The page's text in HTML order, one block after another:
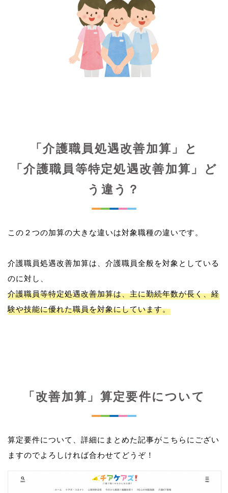
「介護職員処遇改善加算」と
「介護職員等特定処遇改善加算」ど
う違う？
この２つの加算の大きな違いは対象職種の違いです。
介護職員処遇改善加算は、介護職員全般を対象としている
介護職員等特定処遇改善加算は、主に勤続年数が長く、経
験や技能に優れた職員を対象にしています。
「改善加算」算定要件について
算定要件について、詳細にまとめた記事がこちらにござい
ますのでよろしければ合わせてどうぞ！